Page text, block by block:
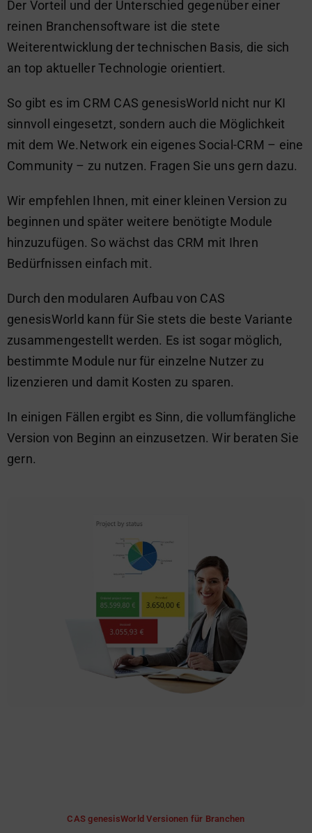
Der Vorteil und der Unterschied gegenüber einer
reinen Branchensoftware ist die stete
Weiterentwicklung der technischen Basis, die sich
an top aktueller Technologie orientiert.
So gibt es im CRM CAS genesisWorld nicht nur KI
sinnvoll eingesetzt, sondern auch die Möglichkeit
mit dem We.Network ein eigenes Social-CRM – eine
Community – zu nutzen. Fragen Sie uns gern dazu.
Wir empfehlen Ihnen, mit einer kleinen Version zu
beginnen und später weitere benötigte Module
hinzuzufügen. So wächst das CRM mit Ihren
Bedürfnissen einfach mit.
Durch den modularen Aufbau von CAS
genesisWorld kann für Sie stets die beste Variante
zusammengestellt werden. Es ist sogar möglich,
bestimmte Module nur für einzelne Nutzer zu
lizenzieren und damit Kosten zu sparen.
In einigen Fällen ergibt es Sinn, die vollumfängliche
Version von Beginn an einzusetzen. Wir beraten Sie
gern.
CAS genesisWorld Versionen für Branchen